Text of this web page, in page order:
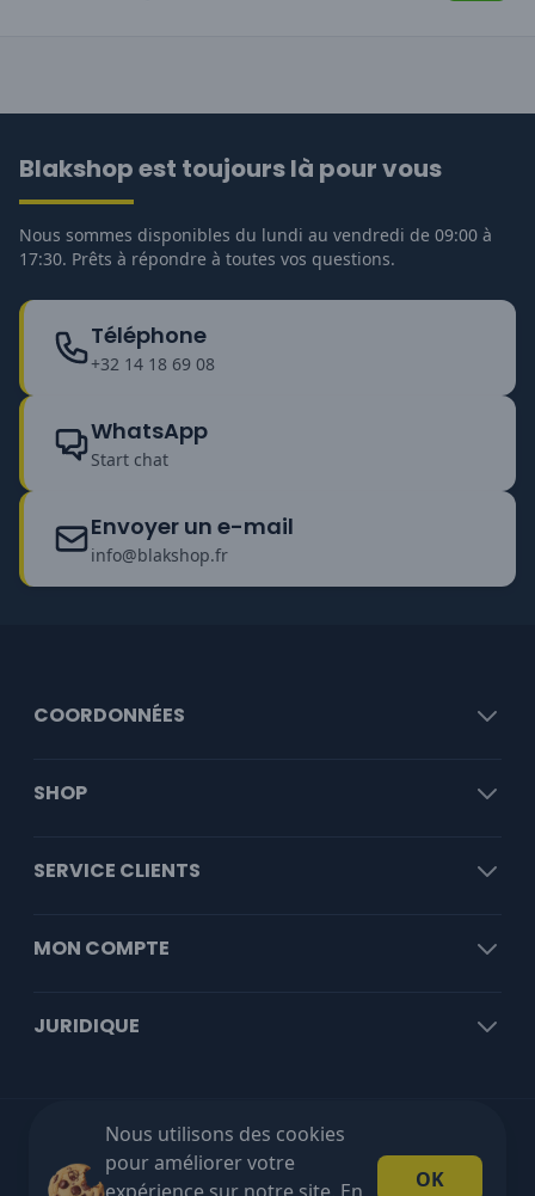
Nous utilisons des cookies
pour améliorer votre
OK
Blakshop est toujours là pour vous
Nous sommes disponibles du lundi au vendredi de 09:00 à
17:30. Prêts à répondre à toutes vos questions.
Téléphone
+32 14 18 69 08
WhatsApp
Start chat
Envoyer un e-mail
info@blakshop.fr
COORDONNÉES
SHOP
SERVICE CLIENTS
MON COMPTE
JURIDIQUE
Livraison gratuite à partir de €100 HT!